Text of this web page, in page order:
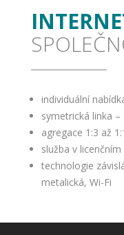
individuální
symetrická linka
agregace 1:3 až
služba v
technologie
metalická, Wi-Fi